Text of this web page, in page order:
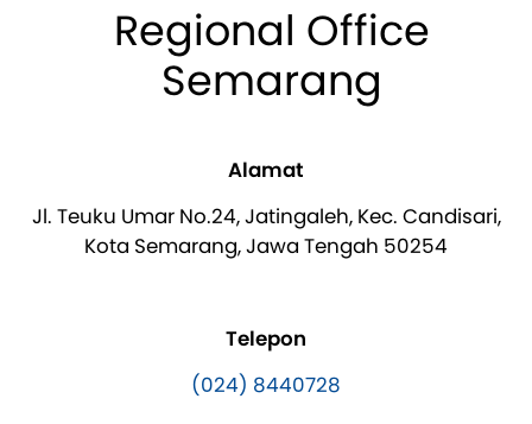
Regional Office
Semarang
Alamat
Jl. Teuku Umar No.24, Jatingaleh, Kec. Candisari,
Kota Semarang, Jawa Tengah 50254
Telepon
(024) 8440728